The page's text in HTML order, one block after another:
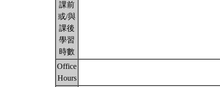
課前
或/與
課後
學習
時數
Office
Hours